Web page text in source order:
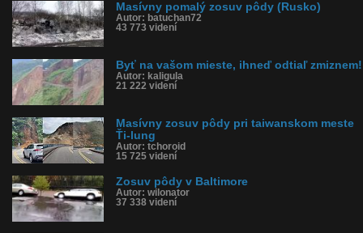
Masívny pomalý zosuv pôdy (Rusko)
Autor: batuchan72
43 773 videní
Byť na vašom mieste, ihneď odtiaľ zmiznem!
Autor: kaligula
21 222 videní
Masívny zosuv pôdy pri taiwanskom meste
Ťi-lung
Autor: tchoroid
15 725 videní
Zosuv pôdy v Baltimore
Autor: wilonator
37 338 videní